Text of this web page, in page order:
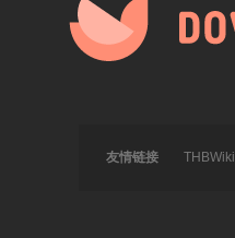
友情链接 THBWiki